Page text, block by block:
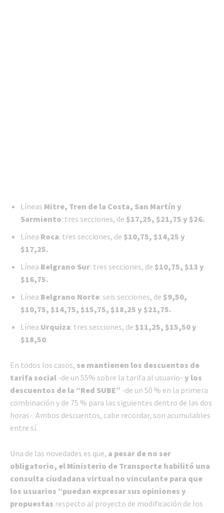
Líneas Mitre, Tren de la Costa, San Martín y
Sarmiento: tres secciones, de $17,25, $21,75 y $26.
Línea Roca: tres secciones, de $10,75, $14,25 y
$17,25.
Línea Belgrano Sur: tres secciones, de $10,75, $13 y
$16,75.
Línea Belgrano Norte: seis secciones, de $9,50,
$10,75, $14,75, $15,75, $18,25 y $21,75.
Línea Urquiza: tres secciones, de $11,25, $15,50 y
$18,50.
En todos los casos, se mantienen los descuentos de
tarifa social -de un 55% sobre la tarifa al usuario- y los
descuentos de la “Red SUBE” -de un 50 % en la primera
combinación y de 75 % para las siguientes dentro de las dos
horas-. Ambos descuentos, cabe recordar, son acumulables
entre sí.
Una de las novedades es que, a pesar de no ser
obligatorio, el Ministerio de Transporte habilitó una
consulta ciudadana virtual no vinculante para que
los usuarios “puedan expresar sus opiniones y
propuestas respecto al proyecto de modificación de los